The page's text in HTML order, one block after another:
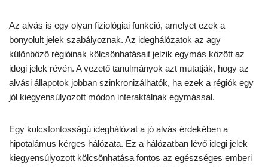
Az alvás is egy olyan fiziológiai funkció, amelyet ezek a
bonyolult jelek szabályoznak. Az ideghálózatok az agy
különböző régióinak kölcsönhatásait jelzik egymás között az
idegi jelek révén. A vezető tanulmányok azt mutatják, hogy az
alvási állapotok jobban szinkronizálhatók, ha ezek a régiók egy
jól kiegyensúlyozott módon interaktálnak egymással.
Egy kulcsfontosságú ideghálózat a jó alvás érdekében a
hipotalámus kérges hálózata. Ez a hálózatban lévő idegi jelek
kiegyensúlyozott kölcsönhatása fontos az egészséges emberi